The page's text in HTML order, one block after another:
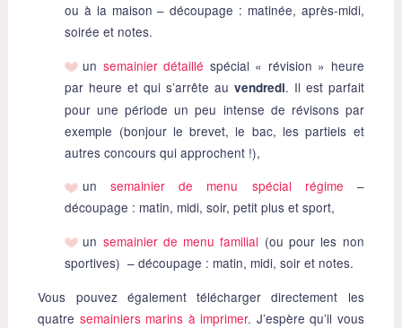
ou à la maison – découpage : matinée, après-midi,
soirée et notes.
un semainier détaillé spécial « révision » heure
par heure et qui s’arrête au vendredi. Il est parfait
pour une période un peu intense de révisons par
exemple (bonjour le brevet, le bac, les partiels et
autres concours qui approchent !),
unsemainier de menu spécial régime –
découpage : matin, midi, soir, petit plus et sport,
un semainier de menu familial (ou pour les non
sportives) – découpage : matin, midi, soir et notes.
Vous pouvez également télécharger directement les
quatre semainiers marins à imprimer. J’espère qu’il vous